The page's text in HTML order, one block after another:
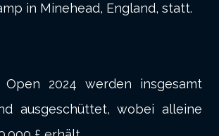
in Minehead, England, statt.
2024 werden insgesamt
ausgeschüttet, wobei alleine